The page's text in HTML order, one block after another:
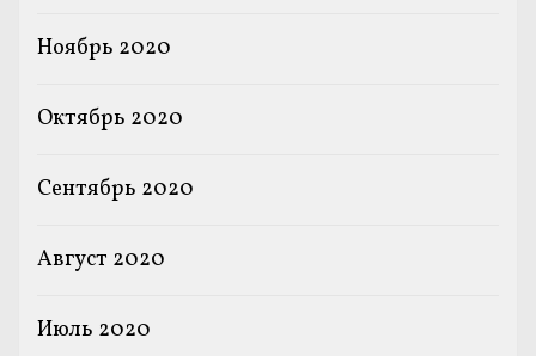
Ноябрь 2020
Октябрь 2020
Сентябрь 2020
Август 2020
Июль 2020